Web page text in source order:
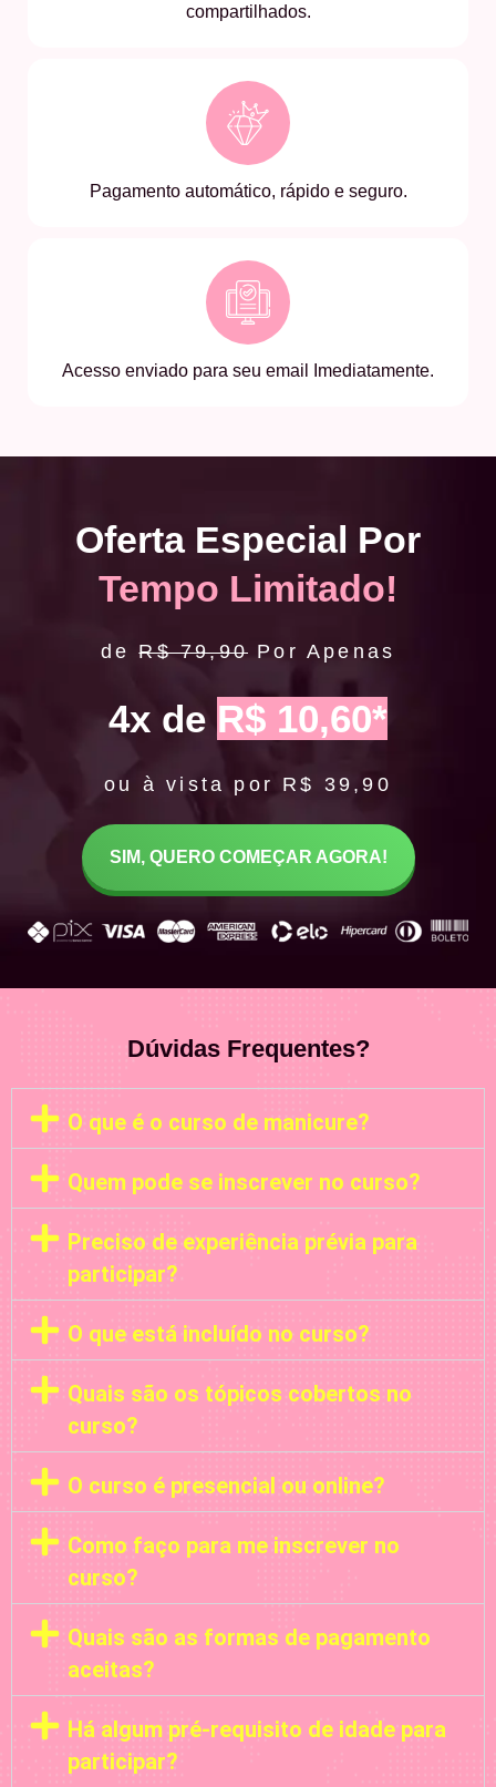
compartilhados.
Pagamento automático, rápido e seguro.
Acesso enviado para seu email Imediatamente.
Oferta Especial Por
Tempo Limitado!
deR$ 79,90 Por Apenas
4x de R$ 10,60*
ou à vista por R$ 39,90
SIM, QUERO COMEÇAR AGORA!
Dúvidas Frequentes?
O que é o curso de manicure?
Quem pode se inscrever no curso?
Preciso de experiência prévia para
participar?
O que está incluído no curso?
Quais são os tópicos cobertos no
curso?
O curso é presencial ou online?
Como faço para me inscrever no
curso?
Quais são as formas de pagamento
aceitas?
Há algum pré-requisito de idade para
participar?